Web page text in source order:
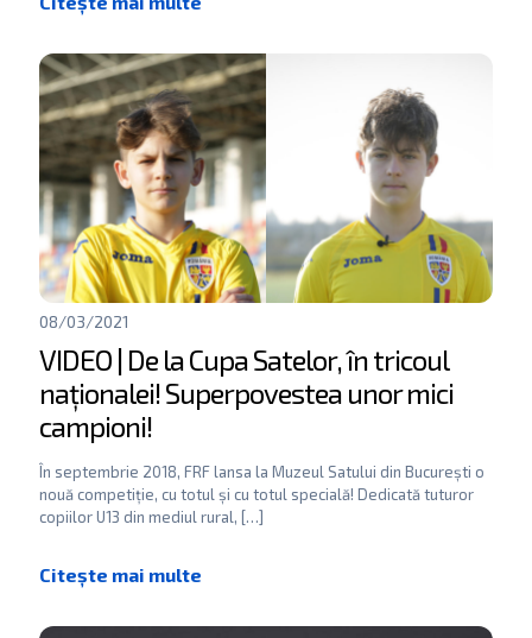
08/03/2021
VIDEO | De la Cupa Satelor, în tricoul
naționalei! Superpovestea unor mici
campioni!
În septembrie 2018, FRF lansa la Muzeul Satului din București o
nouă competiție, cu totul și cu totul specială! Dedicată tuturor
copiilor U13 din mediul rural, […]